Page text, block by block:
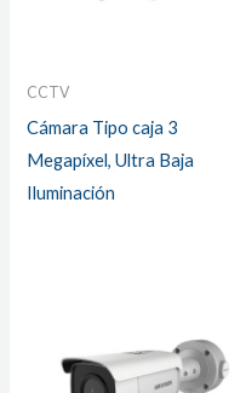
CCTV
Cámara Tipo caja 3
Megapíxel, Ultra Baja
Iluminación